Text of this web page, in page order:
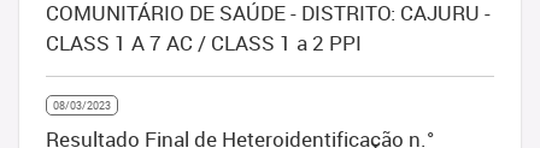
COMUNITÁRIO DE SAÚDE - DISTRITO: CAJURU -
CLASS 1 A 7 AC / CLASS 1 a 2 PPI
08/03/2023
Resultado Final de Heteroidentificação n.°